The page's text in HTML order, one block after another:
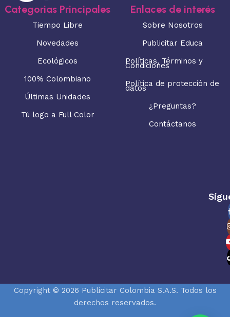
Categorias Principales
Tiempo Libre
Novedades
Ecológicos
100% Colombiano
Últimas Unidades
Tú logo a Full Color
Enlaces de interés
Sobre Nosotros
Publicitar Educa
Políticas, Términos y
Condiciones
Política de protección de
datos
¿Preguntas?
Contáctanos
Copyright © 2026 Publicitar Colombia S.A.S. Todos los
derechos reservados.